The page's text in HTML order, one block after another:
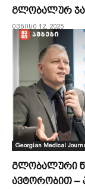
გლობალურ
ივნისი 12, 2025
Georgian Medical
გლობალური
ავტორობით –